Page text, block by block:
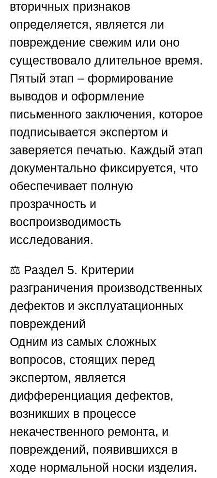
вторичных признаков
определяется, является ли
повреждение свежим или оно
существовало длительное время.
Пятый этап – формирование
выводов и оформление
письменного заключения, которое
подписывается экспертом и
заверяется печатью. Каждый этап
документально фиксируется, что
обеспечивает полную
прозрачность и
воспроизводимость
исследования.
⚖️ Раздел 5. Критерии
разграничения производственных
дефектов и эксплуатационных
повреждений
Одним из самых сложных
вопросов, стоящих перед
экспертом, является
дифференциация дефектов,
возникших в процессе
некачественного ремонта, и
повреждений, появившихся в
ходе нормальной носки изделия.